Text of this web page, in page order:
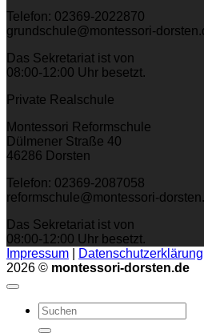
Telefon: 02369-2022870
grundschule@montessori-
Das Sekretariat ist von
08:00-12:00 Uhr besetzt.
Private Realschule
Montessori Reformschule
Dülmener Straße 40
46286 Dorsten
Telefon: 02369-2087058
reformschule@montessori-
Das Sekretariat ist von
08:00-12:00 Uhr besetzt.
Impressum
Datenschutzerklärung
2026 © montessori-dorsten.de